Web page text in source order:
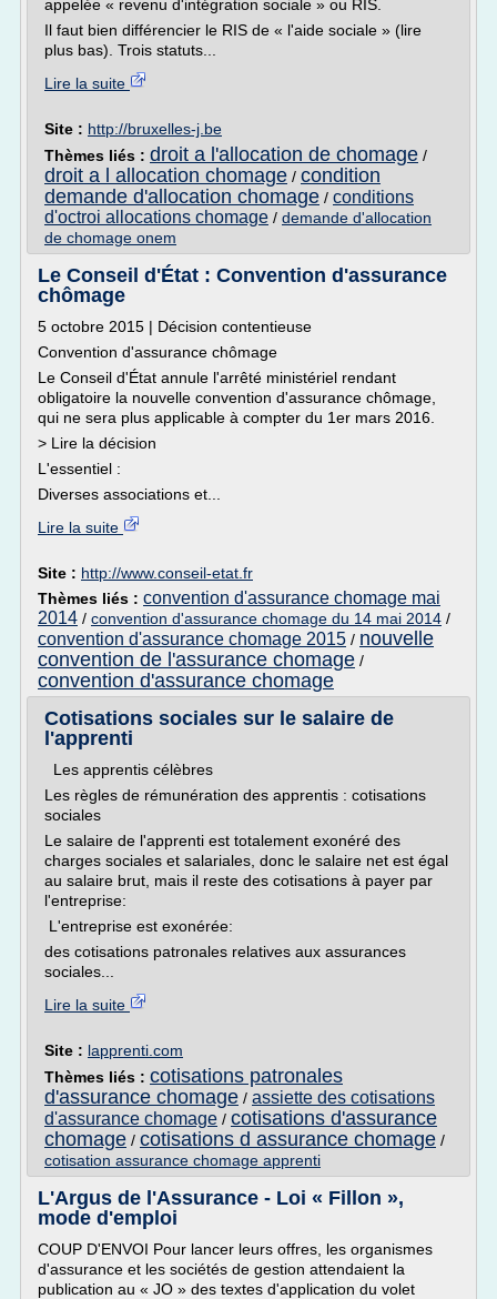
appelée « revenu d'intégration sociale » ou RIS.
Il faut bien différencier le RIS de « l'aide sociale » (lire
plus bas). Trois statuts...
Lire la suite
Site : http://bruxelles-j.be
Thèmes liés : droit a l'allocation de chomage /
droit a l allocation chomage / condition
demande d'allocation chomage / conditions
d'octroi allocations chomage / demande d'allocation
de chomage onem
Le Conseil d'État : Convention d'assurance
chômage
5 octobre 2015 | Décision contentieuse
Convention d'assurance chômage
Le Conseil d'État annule l'arrêté ministériel rendant
obligatoire la nouvelle convention d'assurance chômage,
qui ne sera plus applicable à compter du 1er mars 2016.
> Lire la décision
L'essentiel :
Diverses associations et...
Lire la suite
Site : http://www.conseil-etat.fr
Thèmes liés : convention d'assurance chomage mai
2014 / convention d'assurance chomage du 14 mai 2014 /
convention d'assurance chomage 2015 / nouvelle
convention de l'assurance chomage /
convention d'assurance chomage
Cotisations sociales sur le salaire de
l'apprenti
Les apprentis célèbres
Les règles de rémunération des apprentis : cotisations
sociales
Le salaire de l'apprenti est totalement exonéré des
charges sociales et salariales, donc le salaire net est égal
au salaire brut, mais il reste des cotisations à payer par
l'entreprise:
L'entreprise est exonérée:
des cotisations patronales relatives aux assurances
sociales...
Lire la suite
Site : lapprenti.com
Thèmes liés : cotisations patronales
d'assurance chomage / assiette des cotisations
d'assurance chomage / cotisations d'assurance
chomage / cotisations d assurance chomage /
cotisation assurance chomage apprenti
L'Argus de l'Assurance - Loi « Fillon »,
mode d'emploi
COUP D'ENVOI Pour lancer leurs offres, les organismes
d'assurance et les sociétés de gestion attendaient la
publication au « JO » des textes d'application du volet